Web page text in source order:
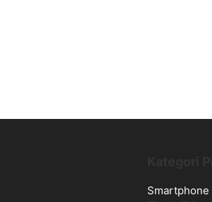
Smartphone